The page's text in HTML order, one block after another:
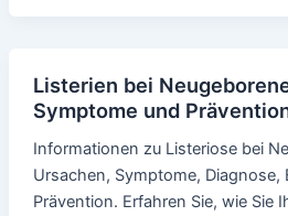
Listerien bei
Symptome und
Informationen zu Listeriose bei
Ursachen, Symptome, Diagnose,
Prävention. Erfahren Sie, wie Sie